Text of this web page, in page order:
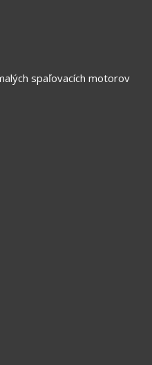
spaľovacích motorov